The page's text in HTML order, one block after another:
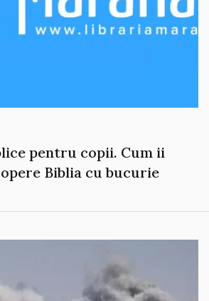
pentru copii. Cum ii
Biblia cu bucurie